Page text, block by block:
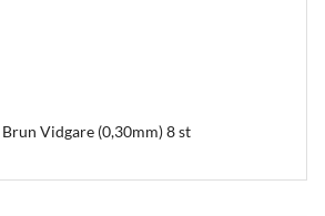
Vidgare (0,30mm) 8 st